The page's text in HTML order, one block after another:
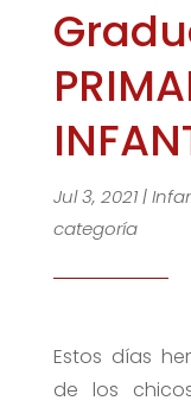
Jul 3, 2021|
categoría
Estos días
de los